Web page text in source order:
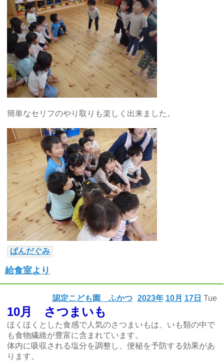
簡単なセリフのやり取りも楽しく出来ました。
ぱんだぐみ
給食室より
2023年 10月 17日 Tue
認定こども園 ふかつ
10月 さつまいも
ほくほくとした食感で人気のさつまいもは、いも類の中で
も食物繊維が豊富に含まれています。
体内に吸収される塩分を調整し、便秘を予防する効果があ
ります。